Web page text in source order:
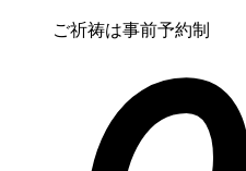
ご祈祷は事前予約制